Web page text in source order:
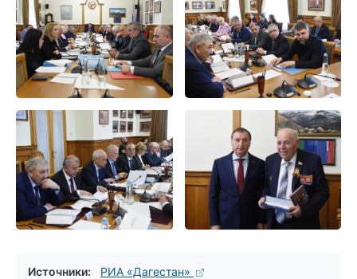
Источники: РИА «Дагестан»